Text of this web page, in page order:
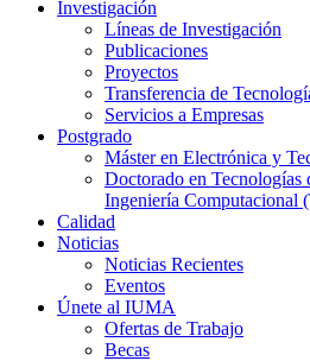
Investigación
Líneas de Investigación
Publicaciones
Proyectos
Transferencia de
Servicios a Empresas
Postgrado
Máster en Electrónica y
Doctorado en Tecnologías
Ingeniería Computacional
Calidad
Noticias
Noticias Recientes
Eventos
Únete al IUMA
Ofertas de Trabajo
Becas